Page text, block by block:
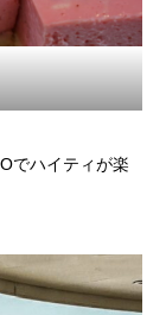
でハイティが楽